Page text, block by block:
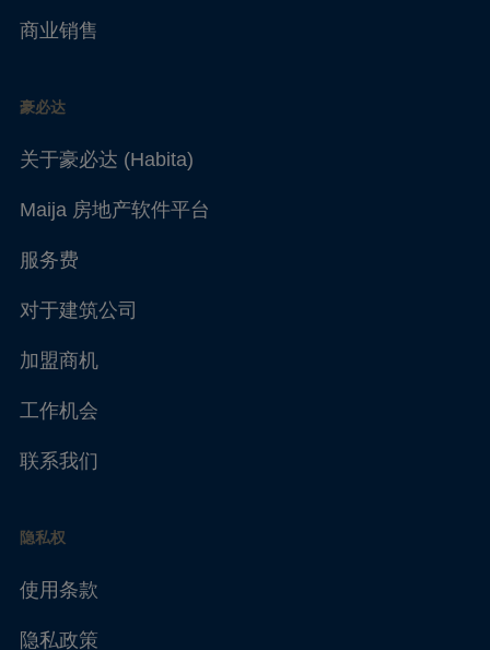
商业销售
豪必达
关于豪必达 (Habita)
Maija 房地产软件平台
服务费
对于建筑公司
加盟商机
工作机会
联系我们
隐私权
使用条款
隐私政策